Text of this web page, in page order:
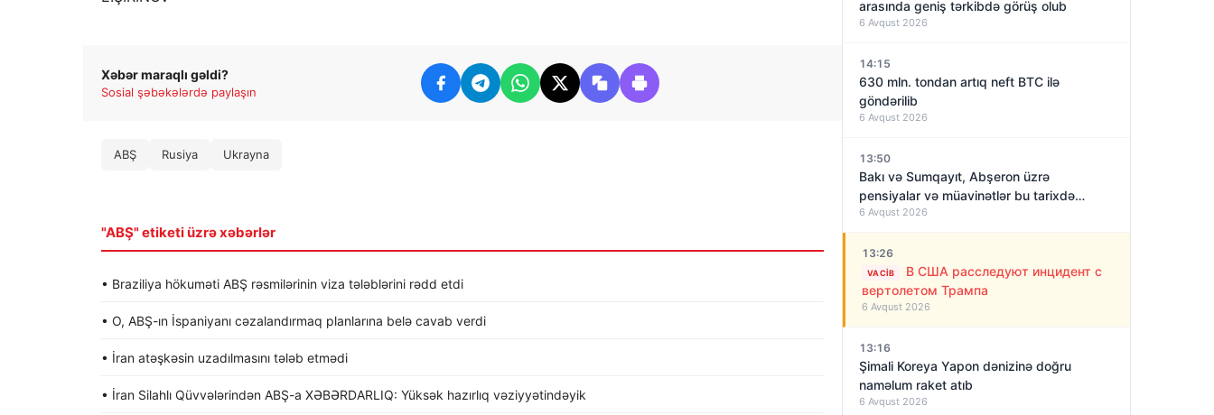
Xəbər maraqlı gəldi?
Sosial şəbəkələrdə paylaşın
ABŞ Rusiya Ukrayna
"ABŞ" etiketi üzrə xəbərlər
• Braziliya hökuməti ABŞ rəsmilərinin viza tələblərini rədd etdi
• O, ABŞ-ın İspaniyanı cəzalandırmaq planlarına belə cavab verdi
• İran atəşkəsin uzadılmasını tələb etmədi
• İran Silahlı Qüvvələrindən ABŞ-a XƏBƏRDARLIQ: Yüksək hazırlıq vəziyyətindəyik
arasında geniş tərkibdə görüş olub
6 Avqust 2026
14:15
630 mln. tondan artıq neft BTC ilə
göndərilib
6 Avqust 2026
13:50
Bakı və Sumqayıt, Abşeron üzrə
pensiyalar və müavinətlər bu tarixdə
veriləcək
6 Avqust 2026
13:26
VACIB
В США расследуют инцидент с
вертолетом Трампа
6 Avqust 2026
13:16
Şimali Koreya Yapon dənizinə doğru
naməlum raket atıb
6 Avqust 2026